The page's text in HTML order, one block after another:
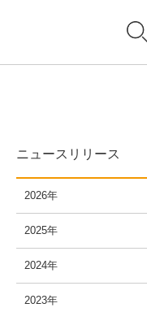
ニュースリリース
2026年
2025年
2024年
2023年